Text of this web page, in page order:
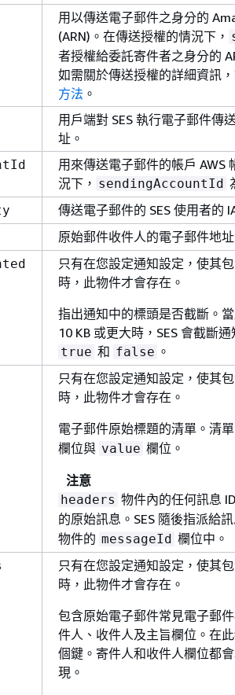
用以傳送電子郵件之身分的
(ARN)。在傳送授權的情況下，
者授權給委託寄件者之身分的
如需關於傳送授權的詳細資訊
方法 。
用戶端對 SES 執行電子郵件傳
址。
用來傳送電子郵件的帳戶 AWS
況下， sendingAccountId
傳送電子郵件的 SES 使用者的
原始郵件收件人的電子郵件地址
只有在您設定通知設定，使其
時，此物件才會存在。
指出通知中的標頭是否截斷。
10 KB 或更大時，SES 會截斷
true 和 false 。
只有在您設定通知設定，使其
時，此物件才會存在。
電子郵件原始標題的清單。清
欄位與 value 欄位。
注意
headers 物件內的任何訊息
的原始訊息。SES 隨後指派給
物件的 messageId 欄位中。
只有在您設定通知設定，使其
時，此物件才會存在。
包含原始電子郵件常見電子郵
件人、收件人及主旨欄位。在
個鍵。寄件人和收件人欄位都
現。